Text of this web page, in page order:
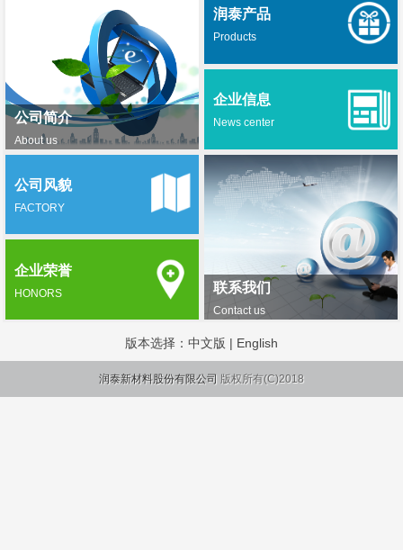
公司简介
About us
润泰产品
Products
企业信息
News center
联系我们
Contact us
公司风貌
FACTORY
企业荣誉
HONORS
版本选择： 中文版 | English
润泰新材料股份有限公司 版权所有(C)2018